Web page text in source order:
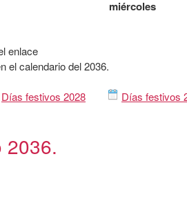
miércoles
enlace
el calendario del 2036.
Días festivos 2028 Días festivos
2036.